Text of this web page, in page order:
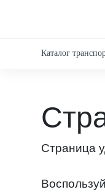
Каталог
Страница